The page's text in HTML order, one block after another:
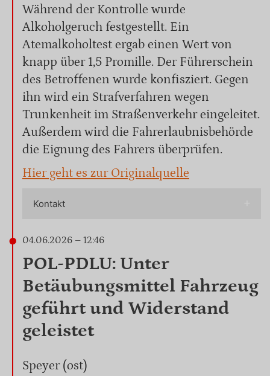
Während der Kontrolle wurde
Alkoholgeruch festgestellt. Ein
Atemalkoholtest ergab einen Wert von
knapp über 1,5 Promille. Der Führerschein
des Betroffenen wurde konfisziert. Gegen
ihn wird ein Strafverfahren wegen
Trunkenheit im Straßenverkehr eingeleitet.
Außerdem wird die Fahrerlaubnisbehörde
die Eignung des Fahrers überprüfen.
Hier geht es zur Originalquelle
Kontakt
04.06.2026 – 12:46
POL-PDLU: Unter
Betäubungsmittel Fahrzeug
geführt und Widerstand
geleistet
Speyer (ost)